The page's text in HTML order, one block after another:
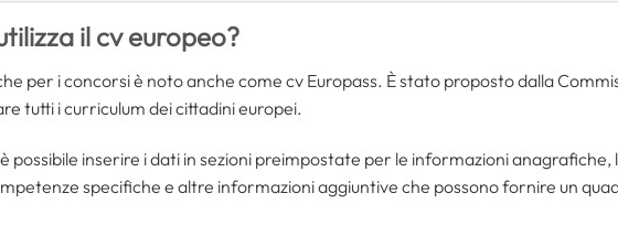
il cv europeo?
per i concorsi è noto anche come cv Europass. È stato proposto dalla
tutti i curriculum dei cittadini europei.
possibile inserire i dati in sezioni preimpostate per le informazioni anagrafiche,
specifiche e altre informazioni aggiuntive che possono fornire un